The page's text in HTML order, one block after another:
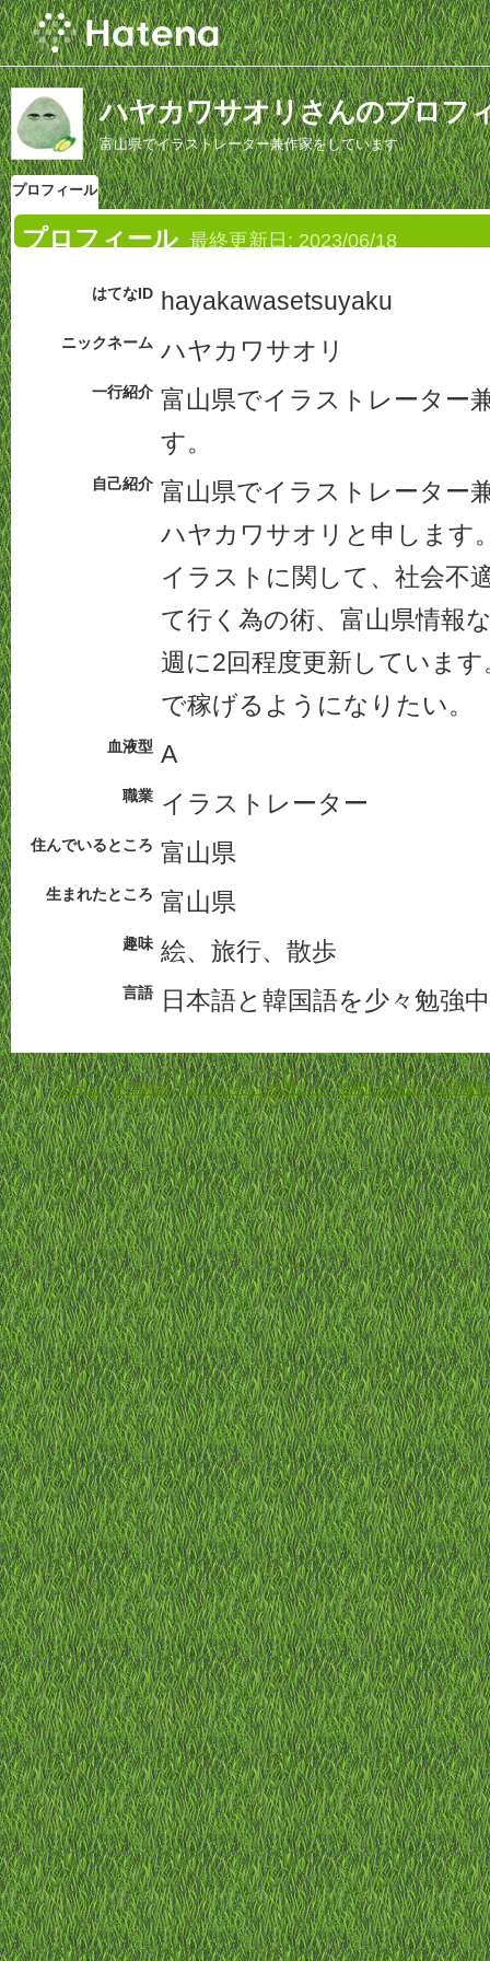
ハヤカワサオリさんのプロフ
富山県でイラストレーター兼作家をしています。
プロフィール
プロフィール 最終更新日: 2023/06/18
はてなID hayakawasetsuyaku
ニックネーム ハヤカワサオリ
一行紹介 富山県でイラストレーター
す。
自己紹介 富山県でイラストレーター
ハヤカワサオリと申します
イラストに関して、社会不
て行く為の術、富山県情報
週に2回程度更新していま
で稼げるようになりたい。
血液型 A
職業 イラストレーター
住んでいるところ 富山県
生まれたところ 富山県
趣味 絵、旅行、散歩
言語 日本語と韓国語を少々勉強
ホーム-利用規約-プライバシーポリシー-お問い合わせ-特定商